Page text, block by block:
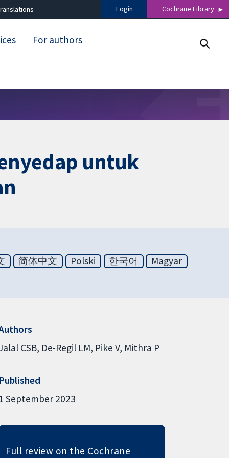
Login Cochrane Library
For authors
untuk
简体中文 Polski 한국어
Magyar
CSB De-Regil LM Pike V Mithra P
Published
1 September 2023
Full review on the Cochrane